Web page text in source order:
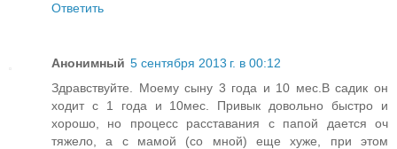
Ответить
Анонимный 5 сентября 2013 г. в 00:12
Здравствуйте. Моему сыну 3 года и 10 мес.В садик он
ходит с 1 года и 10мес. Привык довольно быстро и
хорошо, но процесс расставания с папой дается оч
тяжело, а с мамой (со мной) еще хуже, при этом